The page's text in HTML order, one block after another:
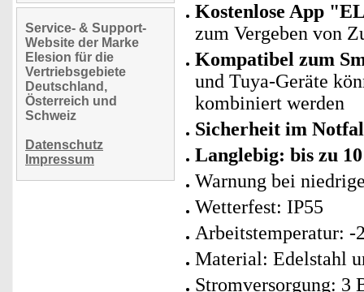
Service- & Support-
Website der Marke
Elesion für die
Vertriebsgebiete
Deutschland,
Österreich und
Schweiz
Datenschutz
Impressum
Kostenlose App
zum Vergeben von
Kompatibel zum
und Tuya-Geräte
kombiniert werden
Sicherheit im
Langlebig: bis zu
Warnung bei
Wetterfest: IP55
Arbeitstemperatur: -
Material: Edelstahl
Stromversorgung: 3